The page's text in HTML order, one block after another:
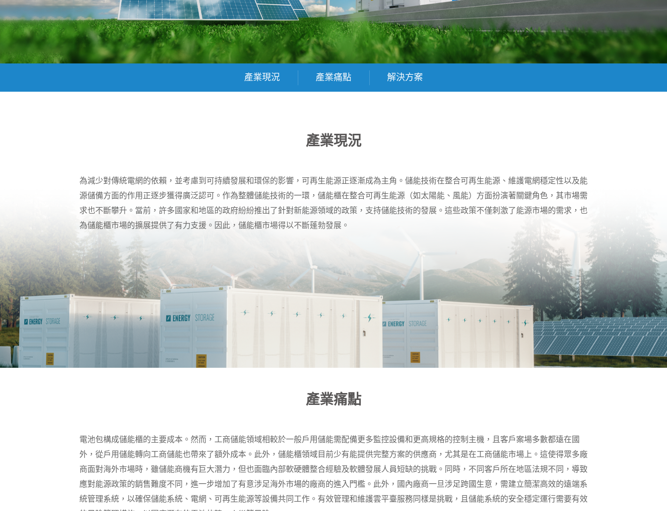
產業現況 產業痛點 解決方案
產業現況
為減少對傳統電網的依賴，並考慮到可持續發展和環保的影響，可再生能源正逐漸成為主角。儲能技術在整合可再生能源、維護電網穩定性以及能
源儲備方面的作用正逐步獲得廣泛認可。作為整體儲能技術的一環，儲能櫃在整合可再生能源（如太陽能、風能）方面扮演著關鍵角色，其市場需
求也不斷攀升。當前，許多國家和地區的政府紛紛推出了針對新能源領域的政策，支持儲能技術的發展。這些政策不僅刺激了能源市場的需求，也
為儲能櫃市場的擴展提供了有力支援。因此，儲能櫃市場得以不斷蓬勃發展。
產業痛點
電池包構成儲能櫃的主要成本。然而，工商儲能領域相較於一般戶用儲能需配備更多監控設備和更高規格的控制主機，且客戶案場多數都遠在國
外，從戶用儲能轉向工商儲能也帶來了額外成本。此外，儲能櫃領域目前少有能提供完整方案的供應商，尤其是在工商儲能市場上。這使得眾多廠
商面對海外市場時，雖儲能商機有巨大潛力，但也面臨內部軟硬體整合經驗及軟體發展人員短缺的挑戰。同時，不同客戶所在地區法規不同，導致
應對能源政策的銷售難度不同，進一步增加了有意涉足海外市場的廠商的進入門檻。此外，國內廠商一旦涉足跨國生意，需建立簡潔高效的遠端系
統管理系統，以確保儲能系統、電網、可再生能源等設備共同工作。有效管理和維護雲平臺服務同樣是挑戰，且儲能系統的安全穩定運行需要有效